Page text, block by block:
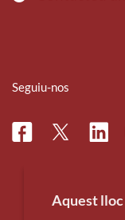
Seguiu-nos
FacebookTwitter
Aquest